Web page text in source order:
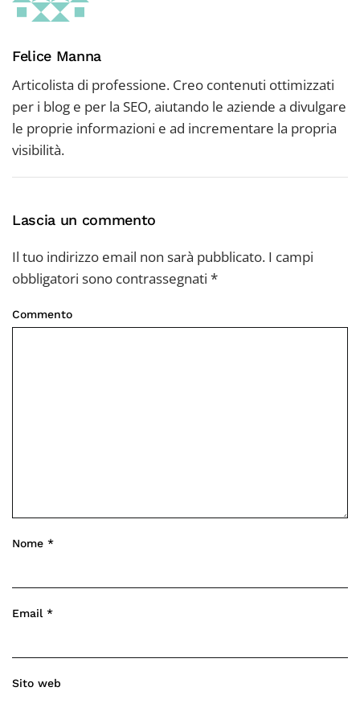
Felice Manna
Articolista di professione. Creo contenuti ottimizzati
per i blog e per la SEO, aiutando le aziende a divulgare
le proprie informazioni e ad incrementare la propria
visibilità.
Lascia un commento
Il tuo indirizzo email non sarà pubblicato. I campi
obbligatori sono contrassegnati *
Commento
Nome *
Email *
Sito web